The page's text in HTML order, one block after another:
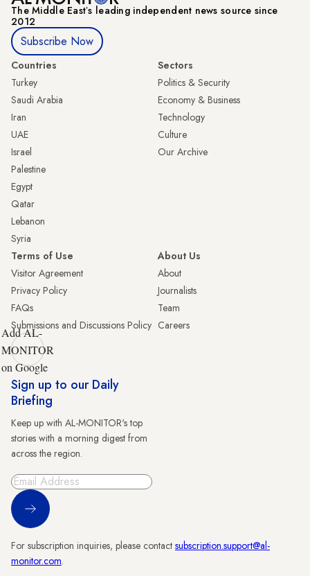
The Middle Eastʼs leading independent news source since
2012
Subscribe Now
Countries
Turkey
Saudi Arabia
Iran
UAE
Israel
Palestine
Egypt
Qatar
Lebanon
Syria
Sectors
Politics & Security
Economy & Business
Technology
Culture
Our Archive
Terms of Use
Visitor Agreement
Privacy Policy
FAQs
Submissions and Discussions Policy
About Us
About
Journalists
Team
Careers
Add AL-
MONITOR
on Google
Sign up to our Daily
Briefing
Keep up with AL-MONITOR's top
stories with a morning digest from
across the region.
Sign Up
For subscription inquiries, please contact subscription.support@al-
monitor.com.